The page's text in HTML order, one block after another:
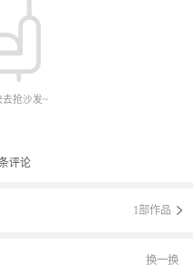
抢沙发~
评论
1部作品
换一换